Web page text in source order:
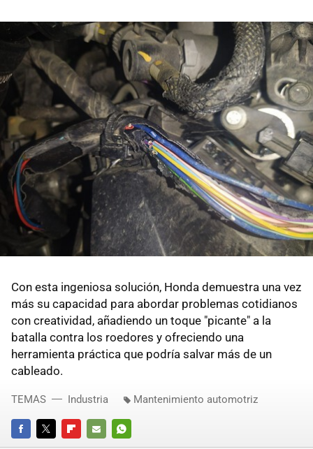
Con esta ingeniosa solución, Honda demuestra una vez
más su capacidad para abordar problemas cotidianos
con creatividad, añadiendo un toque "picante" a la
batalla contra los roedores y ofreciendo una
herramienta práctica que podría salvar más de un
cableado.
TEMAS Industria Mantenimiento automotriz